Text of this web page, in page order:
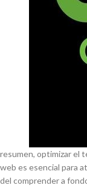
resumen, optimizar el
web es esencial para
del comprender a